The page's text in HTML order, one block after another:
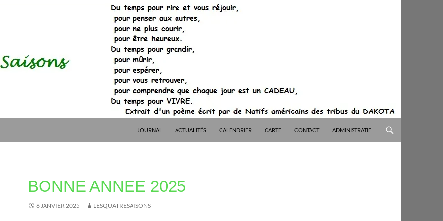
JOURNAL ACTUALITÉS CALENDRIER CARTE CONTACT ADMINISTRATIF
BONNE ANNEE 2025
6 JANVIER 2025 LESQUATRESAISONS